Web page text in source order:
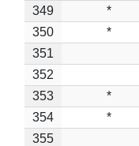
349
*
350
*
351
352
353
*
354
*
355